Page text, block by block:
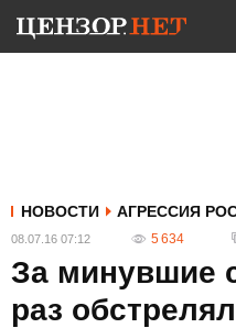
НОВОСТИ АГРЕССИЯ
08.07.16 07:12 5 634
За минувшие
раз обстрелял